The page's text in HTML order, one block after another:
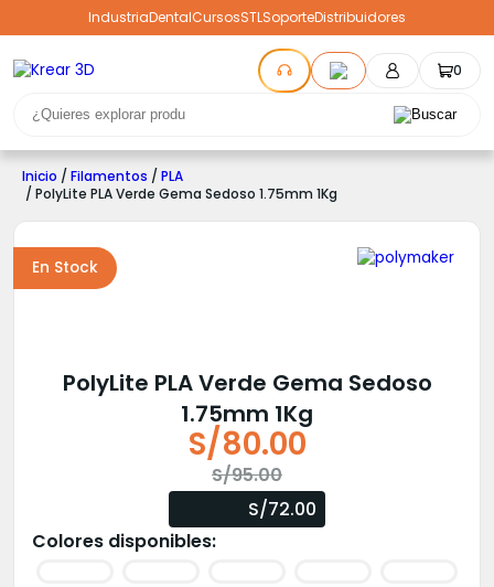
IndustriaDentalCursosSTLSoporteDistribuidores
0
Inicio / Filamentos / PLA
/ PolyLite PLA Verde Gema Sedoso 1.75mm 1Kg
En Stock
PolyLite PLA Verde Gema Sedoso
1.75mm 1Kg
S/95.00
original
S/80.00
actual
S/72.00
Colores disponibles: